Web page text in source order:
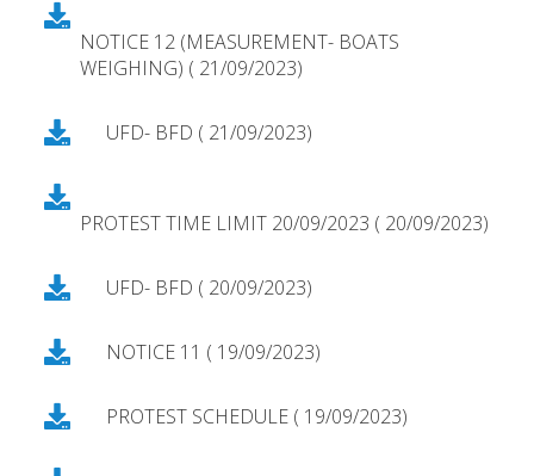
NOTICE 12 (MEASUREMENT- BOATS
WEIGHING) ( 21/09/2023)
UFD- BFD ( 21/09/2023)
PROTEST TIME LIMIT 20/09/2023 ( 20/09/2023)
UFD- BFD ( 20/09/2023)
NOTICE 11 ( 19/09/2023)
PROTEST SCHEDULE ( 19/09/2023)